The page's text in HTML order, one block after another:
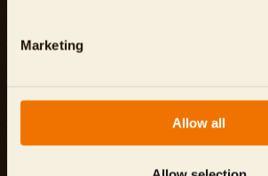
Marketing
Allow all
Tierpark Berlin-Friedrichsfelde GmbH
Am Tierpark 125, 10319 Berlin